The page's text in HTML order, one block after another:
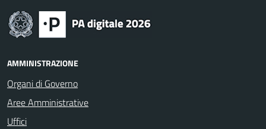
AMMINISTRAZIONE
Organi di Governo
Aree Amministrative
Uffici